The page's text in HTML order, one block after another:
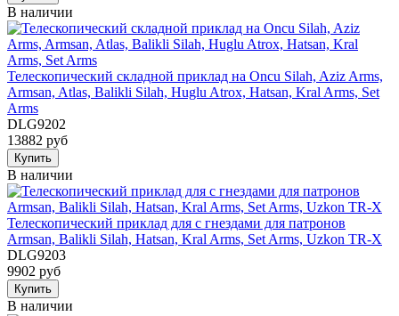
В наличии
Телескопический складной приклад на Oncu Silah, Aziz Arms,
Armsan, Atlas, Balikli Silah, Huglu Atrox, Hatsan, Kral Arms, Set
Arms
DLG9202
13882 руб
Купить
В наличии
Телескопический приклад для с гнездами для патронов
Armsan, Balikli Silah, Hatsan, Kral Arms, Set Arms, Uzkon TR-X
DLG9203
9902 руб
Купить
В наличии